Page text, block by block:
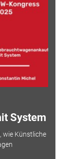
System
wie Künstliche